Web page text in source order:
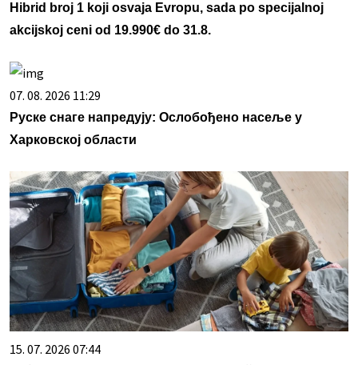
Hibrid broj 1 koji osvaja Evropu, sada po specijalnoj
akcijskoj ceni od 19.990€ do 31.8.
07. 08. 2026 11:29
Руске снаге напредују: Ослобођено насеље у
Харковској области
15. 07. 2026 07:44